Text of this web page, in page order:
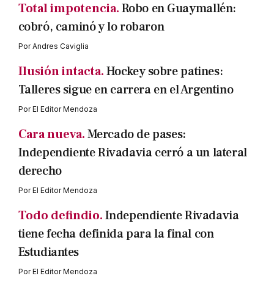
Total impotencia.Robo en Guaymallén:
cobró, caminó y lo robaron
PorAndres Caviglia
Ilusión intacta.Hockey sobre patines:
Talleres sigue en carrera en el Argentino
PorEl Editor Mendoza
Cara nueva.Mercado de pases:
Independiente Rivadavia cerró a un lateral
derecho
PorEl Editor Mendoza
Todo defindio.Independiente Rivadavia
tiene fecha definida para la final con
Estudiantes
PorEl Editor Mendoza